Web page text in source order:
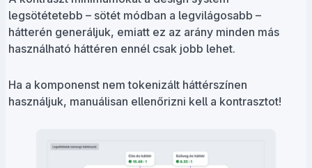
legsötétetebb – sötét módban a legvilágosabb –
hátterén generáljuk, emiatt ez az arány minden más
használható háttéren ennél csak jobb lehet.
Ha a komponenst nem tokenizált háttérszínen
használjuk, manuálisan ellenőrizni kell a kontrasztot!